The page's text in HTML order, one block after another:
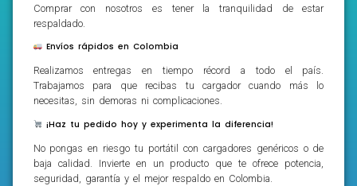
Comprar con nosotros es tener la tranquilidad de estar
respaldado.
Envíos rápidos en Colombia
Realizamos entregas en tiempo récord a todo el país.
Trabajamos para que recibas tu cargador cuando más lo
necesitas, sin demoras ni complicaciones.
¡Haz tu pedido hoy y experimenta la diferencia!
No pongas en riesgo tu portátil con cargadores genéricos o de
baja calidad. Invierte en un producto que te ofrece potencia,
seguridad, garantía y el mejor respaldo en Colombia.